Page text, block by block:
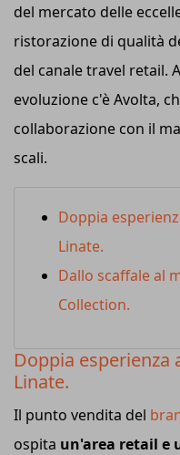
del mercato delle
ristorazione di qualità
del canale travel retail.
evoluzione c'è Avolta,
collaborazione con il
scali.
Doppia
Linate.
Dallo scaffale al
Collection.
Doppia esperienza
Linate.
Il punto vendita del
ospita un'area retail e